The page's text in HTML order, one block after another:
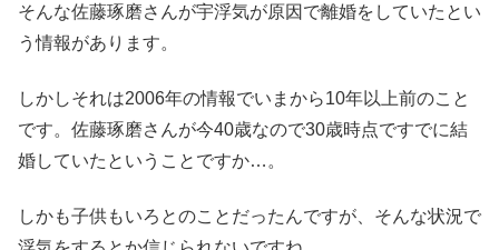
そんな佐藤琢磨さんが宇浮気が原因で離婚をしていたとい
う情報があります。
しかしそれは2006年の情報でいまから10年以上前のこと
です。佐藤琢磨さんが今40歳なので30歳時点ですでに結
婚していたということですか…。
しかも子供もいろとのことだったんですが、そんな状況で